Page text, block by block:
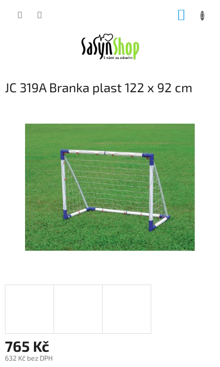
JC 319A Branka plast 122 x 92 cm
765 Kč
632 Kč bez DPH